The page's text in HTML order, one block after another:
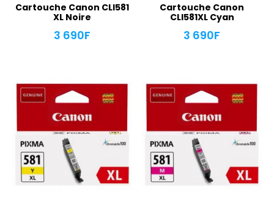
Cartouche Canon CLI581
XL Noire
3 690F
Cartouche Canon
CLI581XL Cyan
3 690F